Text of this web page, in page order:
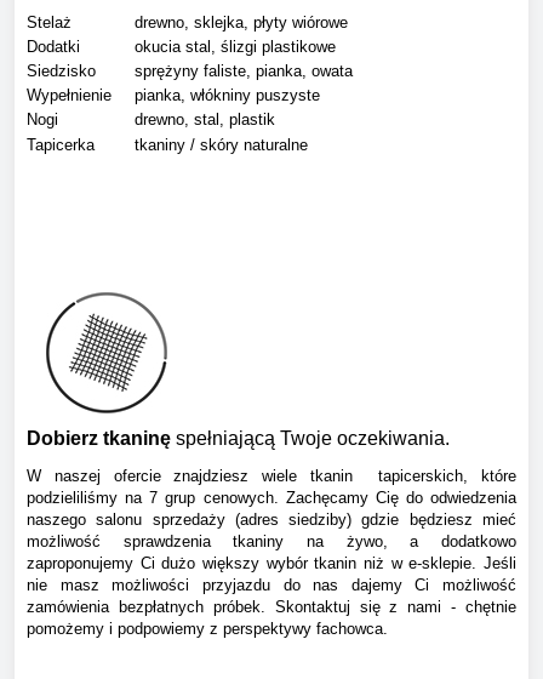
Stelaż
drewno, sklejka, płyty wiórowe
Dodatki
okucia stal, ślizgi plastikowe
Siedzisko
sprężyny faliste, pianka, owata
Wypełnienie
pianka, włókniny puszyste
Nogi
drewno, stal, plastik
Tapicerka
tkaniny / skóry naturalne
Dobierz tkaninę spełniającą Twoje oczekiwania.
W naszej ofercie znajdziesz wiele tkanin tapicerskich, które
podzieliliśmy na 7 grup cenowych. Zachęcamy Cię do odwiedzenia
naszego salonu sprzedaży (adres siedziby) gdzie będziesz mieć
możliwość sprawdzenia tkaniny na żywo, a dodatkowo
zaproponujemy Ci dużo większy wybór tkanin niż w e-sklepie. Jeśli
nie masz możliwości przyjazdu do nas dajemy Ci możliwość
zamówienia bezpłatnych próbek. Skontaktuj się z nami - chętnie
pomożemy i podpowiemy z perspektywy fachowca.